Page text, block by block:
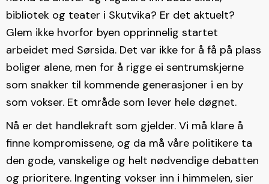
bibliotek og teater i Skutvika? Er det aktuelt?
Glem ikke hvorfor byen opprinnelig startet
arbeidet med Sørsida. Det var ikke for å få på plass
boliger alene, men for å rigge ei sentrumskjerne
som snakker til kommende generasjoner i en by
som vokser. Et område som lever hele døgnet.
Nå er det handlekraft som gjelder. Vi må klare å
finne kompromissene, og da må våre politikere ta
den gode, vanskelige og helt nødvendige debatten
og prioritere. Ingenting vokser inn i himmelen, sier